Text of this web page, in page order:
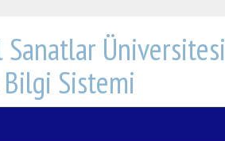
Üniversitesi
Sistemi